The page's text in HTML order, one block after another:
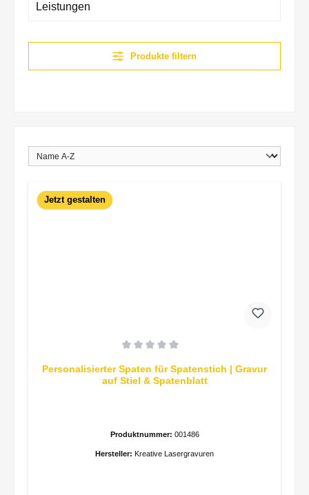
Leistungen
Produkte filtern
Jetzt gestalten
Personalisierter Spaten für Spatenstich | Gravur
auf Stiel & Spatenblatt
Produktnummer: 001486
Hersteller: Kreative Lasergravuren